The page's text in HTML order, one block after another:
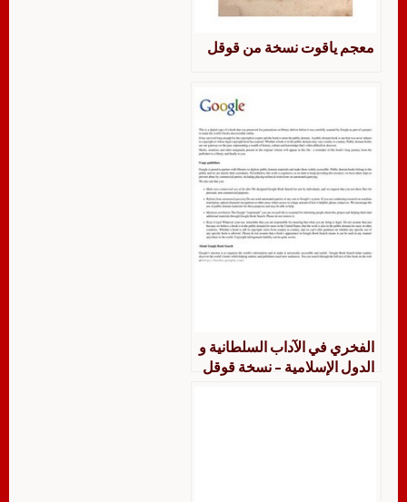
معجم ياقوت نسخة من قوقل
الفخري في الآداب السلطانية و
الدول الإسلامية – نسخة قوقل